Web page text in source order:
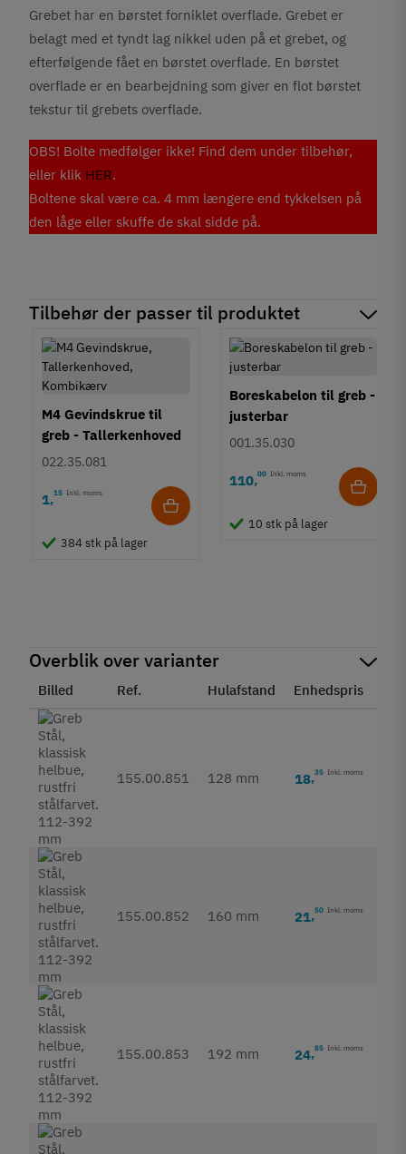
Grebet har en børstet forniklet overflade. Grebet er
belagt med et tyndt lag nikkel uden på et grebet, og
efterfølgende fået en børstet overflade. En børstet
overflade er en bearbejdning som giver en flot børstet
tekstur til grebets overflade.
OBS! Bolte medfølger ikke! Find dem under tilbehør,
eller klik HER.
Boltene skal være ca. 4 mm længere end tykkelsen på
den låge eller skuffe de skal sidde på.
Tilbehør der passer til produktet
M4 Gevindskrue til
greb - Tallerkenhoved
- Krydskærv
022.35.081
1,15 Inkl. moms
384 stk på lager
Boreskabelon til greb -
justerbar
001.35.030
110,00 Inkl. moms
10 stk på lager
Overblik over varianter
Billed Ref. Hulafstand Enhedspris
155.00.851 128 mm 18,35 Inkl. moms
155.00.852 160 mm 21,50 Inkl. moms
155.00.853 192 mm 24,85 Inkl. moms